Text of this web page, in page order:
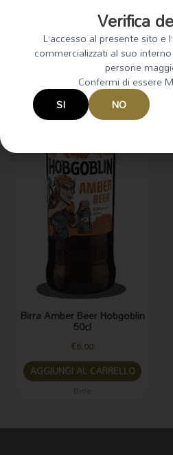
Birra Amber Beer Hobgoblin
50cl
€6.00
AGGIUNGI AL CARRELLO
Verifica
L’accesso al presente sito e
commercializzati al suo
persone
Confermi di essere
SI NO